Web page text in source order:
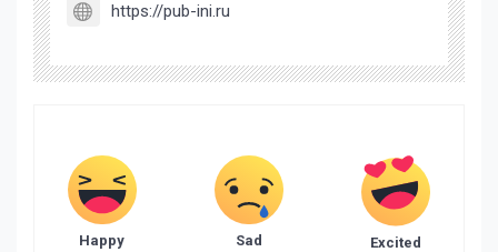
https://pub-ini.ru
Happy Sad Excited